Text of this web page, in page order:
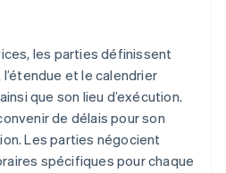
les parties définissent
et le calendrier
que son lieu d’exécution.
de délais pour son
Les parties négocient
spécifiques pour chaque